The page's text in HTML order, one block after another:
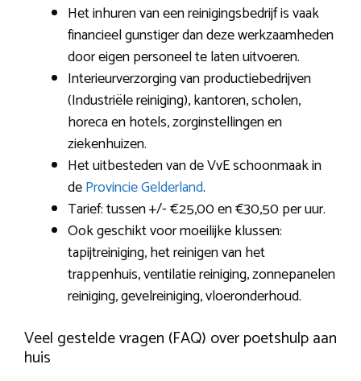
Het inhuren van een reinigingsbedrijf is vaak
financieel gunstiger dan deze werkzaamheden
door eigen personeel te laten uitvoeren.
Interieurverzorging van productiebedrijven
(Industriële reiniging), kantoren, scholen,
horeca en hotels, zorginstellingen en
ziekenhuizen.
Het uitbesteden van de VvE schoonmaak in
deProvincie Gelderland.
Tarief: tussen +/- €25,00 en €30,50 per uur.
Ook geschikt voor moeilijke klussen:
tapijtreiniging, het reinigen van het
trappenhuis, ventilatie reiniging, zonnepanelen
reiniging, gevelreiniging, vloeronderhoud.
Veel gestelde vragen (FAQ) over poetshulp aan
huis